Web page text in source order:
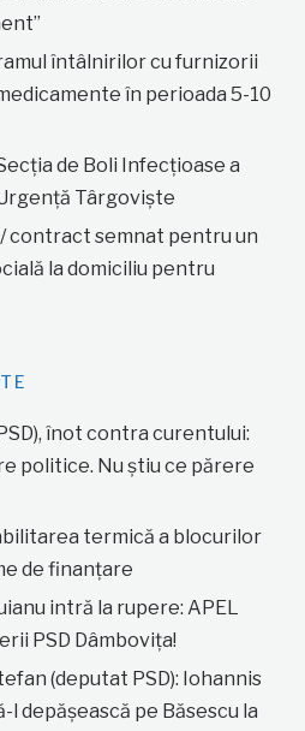
întâlnirilor cu furnizorii
în perioada 5-10
de Boli Infecțioase a
Târgoviște
/ contract semnat pentru un
la domiciliu pentru
înot contra curentului:
politice. Nu știu ce părere
termică a blocurilor
de finanțare
intră la rupere: APEL
PSD Dâmbovița!
(deputat PSD): Iohannis
l depășească pe Băsescu la